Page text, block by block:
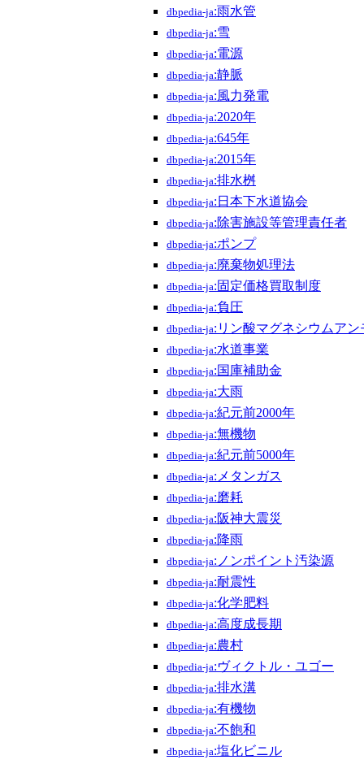
dbpedia-ja:雨水管
dbpedia-ja:雪
dbpedia-ja:電源
dbpedia-ja:静脈
dbpedia-ja:風力発電
dbpedia-ja:2020年
dbpedia-ja:645年
dbpedia-ja:2015年
dbpedia-ja:排水桝
dbpedia-ja:日本下水道協会
dbpedia-ja:除害施設等管理責任者
dbpedia-ja:ポンプ
dbpedia-ja:廃棄物処理法
dbpedia-ja:固定価格買取制度
dbpedia-ja:負圧
dbpedia-ja:リン酸マグネシウムアン
dbpedia-ja:水道事業
dbpedia-ja:国庫補助金
dbpedia-ja:大雨
dbpedia-ja:紀元前2000年
dbpedia-ja:無機物
dbpedia-ja:紀元前5000年
dbpedia-ja:メタンガス
dbpedia-ja:磨耗
dbpedia-ja:阪神大震災
dbpedia-ja:降雨
dbpedia-ja:ノンポイント汚染源
dbpedia-ja:耐震性
dbpedia-ja:化学肥料
dbpedia-ja:高度成長期
dbpedia-ja:農村
dbpedia-ja:ヴィクトル・ユゴー
dbpedia-ja:排水溝
dbpedia-ja:有機物
dbpedia-ja:不飽和
dbpedia-ja:塩化ビニル